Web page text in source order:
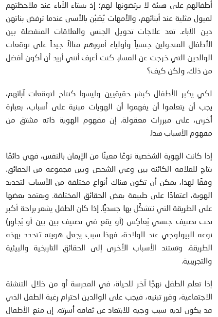
أطفالهم على هيئةٍ لا يرتضونها لهم؛ إذ يستاء الآباء عند ملاحظتهم
لميول مثلية عند أبنائهم، والأمهات يُصَبْن بالأسى عندما ترفض بناتهن
دين الآباء. تعد علاجات تحويل الجنس والعلاقات المنفصلة بين
الأطفال المتحولين جنسياً وأولياء أمورهم مثالاً جيداً على توقعات
الوالدين التي خرجت عن المسار. كنت أعرف أنني أريد أن أكون أفضل
من ذلك. ولكن كيف؟
لكي يكبر الأطفال كبشر حقيقيين وليسوا كنتاج لتوقعات آبائهم،
يجب أن يتعلموا أن يفهموا أن الهويات مبنية على أسباب، بعبارة
أخرى، على مبررات معقولة. إن مفهوم الهوية ذاته مشتق من
مفهوم الأسباب هذا.
إذا كانت الهوية الشخصية نوعًا معينًا من الإيمان بالنفس، فهي دائمًا
نتاج للعلاقة الكائنة بين وعي الشخص وبين مجموعة من الحقائق.
وفقًا لهذا، يمكن أن تكون هناك أنواع مختلفة من الأسباب لتحديد
الهوية، اعتمادًا على طبيعة بعض الحقائق المختلفة. ويعتمد بعضها
على الطريقة التي نتشكَّل بها جسديًّا. إذا كان الطفل يشعر براحة أكبر
تحت تصنيف جنسي يُعاكِس (أو يقع في تصنيف بين بين أو يُجاوِز)
نوعه البيولوجي عند الولادة، فهذا سبب يجعل هويته تتحدد بهذه
الطريقة. وتستند الأسباب الأخرى إلى الحقائق التاريخية والبيئية
والتجريبية.
إذا تعلم الطفل نهجًا آخر للحياة، في المدرسة أو من خلال التنشئة
الاجتماعية، وقرر تبنيه، فيجب على الوالدين احترام رغبة الطفل الذي
قد يكون لديه سبب وجيه للابتعاد عن ثقافة أسرته. إن منع الأطفال